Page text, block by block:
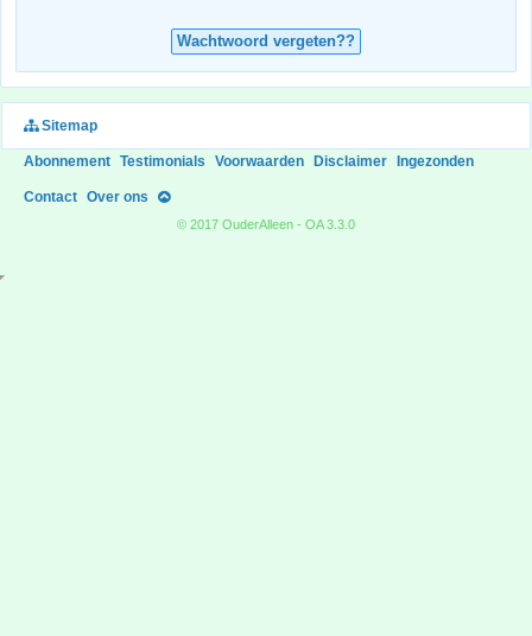
Wachtwoord vergeten??
Sitemap
Abonnement Testimonials Voorwaarden Disclaimer Ingezonden
Contact Over ons
© 2017 OuderAlleen - OA 3.3.0